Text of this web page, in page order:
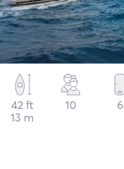
42 ft
13 m
10 6